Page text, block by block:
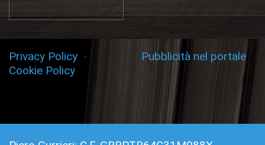
Privacy Policy -
Cookie Policy
Pubblicità nel portale